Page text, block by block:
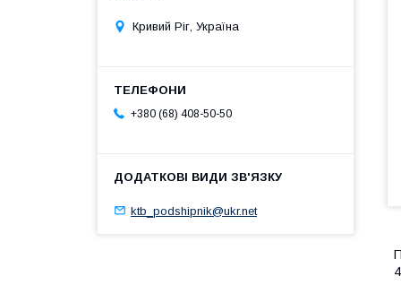
Кривий Ріг, Україна
+380 (68) 408-50-50
ktb_podshipnik@ukr.net